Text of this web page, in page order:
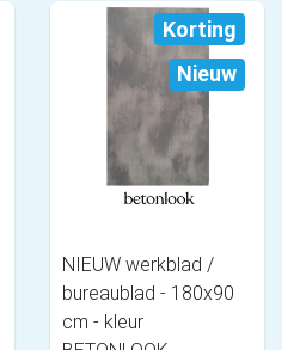
Korting
Nieuw
NIEUW werkblad /
bureaublad - 180x90
cm - kleur